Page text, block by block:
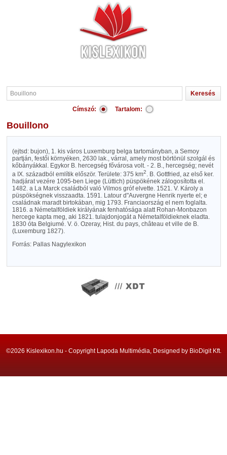
Címszó: Tartalom:
Bouillono
(ejtsd: bujon), 1. kis város Luxemburg belga tartományban, a Semoy
partján, festői környéken, 2630 lak., várral, amely most börtönül szolgál és
kőbányákkal. Egykor B. hercegség fővárosa volt. - 2. B., hercegség; nevét
a IX. századból említik először. Területe: 375 km2. B. Gottfried, az első ker.
hadjárat vezére 1095-ben Liege (Lüttich) püspökének zálogosította el.
1482. a La Marck családból való Vilmos gróf elvette. 1521. V. Károly a
püspökségnek visszaadta. 1591. Latour d"Auvergne Henrik nyerte el; e
családnak maradt birtokában, mig 1793. Franciaország el nem foglalta.
1816. a Németalföldiek királyának fenhatósága alatt Rohan-Monbazon
hercege kapta meg, aki 1821. tulajdonjogát a Németalföldieknek eladta.
1830 óta Belgiumé. V. ö. Ozeray, Hist. du pays, château et ville de B.
(Luxemburg 1827).
Forrás: Pallas Nagylexikon
©2026 Kislexikon.hu - Copyright Lapoda Multimédia, Designed by BioDigit Kft.